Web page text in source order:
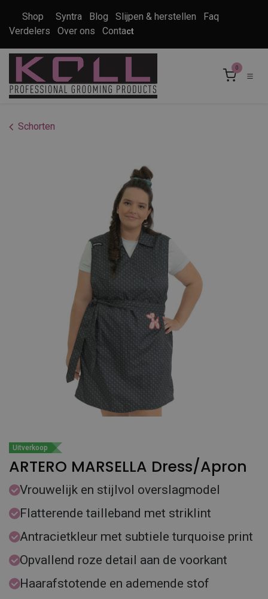
Shop Syntra Blog Slijpen & herstellen
Faq
Verdelers
Over ons Contact
0
Schorten
Uitverkoop
ARTERO MARSELLA Dress/Apron
Vrouwelijk en stijlvol overslagmodel
Flatterende tailleband met striklint
Antracietkleur met subtiele turquoise print
Opvallend roze detail aan de voorkant
Haarafstotende en ademende stof